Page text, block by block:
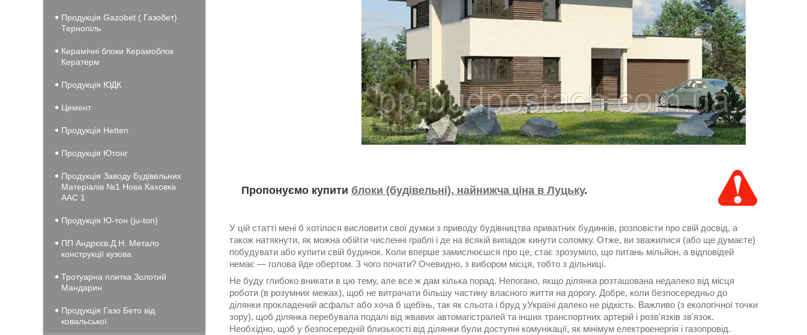
Пропонуємо купити блоки (будівельні), найнижча ціна в Луцьку.
У цій статті мені б хотілося висловити свої думки з приводу будівництва приватних будинків, розповісти про свій досвід, а
також натякнути, як можна обійти численні граблі і де на всякій випадок кинути соломку. Отже, ви зважилися (або ще думаєте)
побудувати або купити свій будинок. Коли вперше замислюєшся про це, стає зрозуміло, що питань мільйон, а відповідей
немає ― голова йде обертом. З чого почати? Очевидно, з вибором місця, тобто з дільниці.
Не буду глибоко вникати в цю тему, але все ж дам кілька порад. Непогано, якщо ділянка розташована недалеко від місця
роботи (в розумних межах), щоб не витрачати більшу частину власного життя на дорогу. Добре, коли безпосередньо до
ділянки прокладений асфальт або хоча б щебінь, так як сльота і бруд уУкраїні далеко не рідкість. Важливо (з екологічної точки
зору), щоб ділянка перебувала подалі від жвавих автомагістралей та інших транспортних артерій і розв'язків зв'язок.
Необхідно, щоб у безпосередній близькості від ділянки були доступні комунікації, як мінімум електроенергія і газопровід.
Продукція Gazobet ( Газобет)
Тернопіль
Керамічні блоки Керамоблок
Кератерм
Продукція ЮДК
Цемент
Продукція Hеtten
Продукція Ютонг
Продукція Заводу Будівельних
Матеріалів №1 Нова Каховка
ААС 1
Продукція Ю-тон (ju-ton)
ПП Андрєєв.Д.Н. Метало
конструкції кузова
Тротуарна плитка Золотий
Мандарин
Продукція Газо Бето від
ковальської